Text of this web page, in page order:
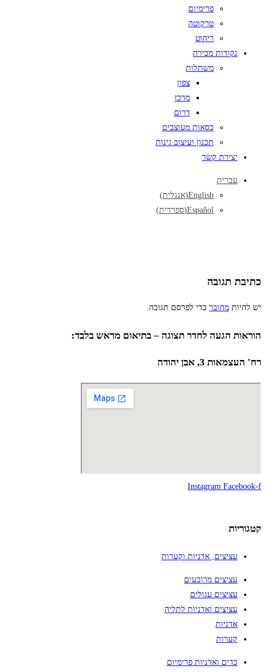
פרימיום
טרקוטה
ריהוט
נקודות מכירה
משתלות
צפון
מרכז
דרום
כסאות מעוצבים
תכנון ועיצוב גינות
יצירת קשר
עברית
English
(אנגלית)
Español
(ספרדית)
כתיבת תגובה
יש להיות מחובר כדי לפרסם תגובה.
הוראות הגעה לחדר תצוגה – בתיאום מראש בלבד:
רח' העצמאות 3, אבן יהודה
Instagram Facebook-f
קטגוריות
עציצים, אדניות וקערות
עציצים מרובעים
עציצים עגולים
עציצים ואדניות לתליה
אדניות
קערות
כדים ואדניות פרימיום